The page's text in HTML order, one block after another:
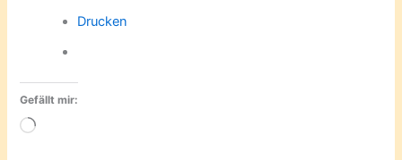
Drucken
Gefällt mir:
Wird